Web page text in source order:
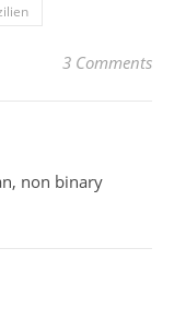
3 Comments
non binary